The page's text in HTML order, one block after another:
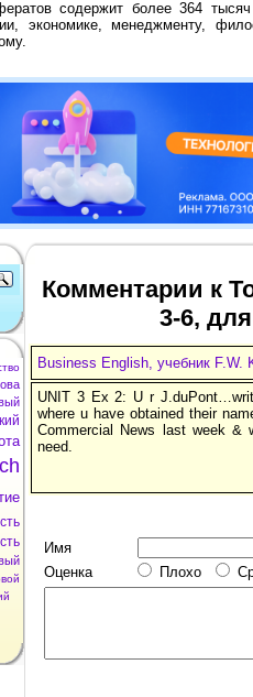
содержит более 364
экономике, менеджменту,
Комментарии к
3-6,
Business English, учебник
UNIT 3 Ex 2: U r
where u have obtained their
Commercial News last week &
need.
Имя
Оценка
Плохо